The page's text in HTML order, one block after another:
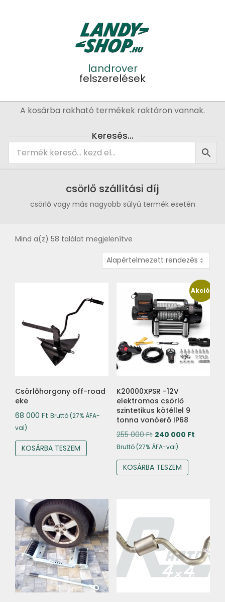
landrover
felszerelések
PrimaryA kosárba rakható termékek raktáron vannak.
Keresés…
csörlő szállítási díj
csörlő vagy más nagyobb súlyú termék esetén
Mind a(z) 58 találat megjelenítve
Csörlőhorgony off-road
eke
68 000 Ft Bruttó (27% ÁFA-
val)
KOSÁRBA TESZEM
Akció!
K20000XPSR -12V
elektromos csörlő
szintetikus kötéllel 9
tonna vonóerő IP68
255 000Ft Original
price
was:
255
240 000 FtCurrent
Bruttó (27% ÁFA-val)
KOSÁRBA TESZEM